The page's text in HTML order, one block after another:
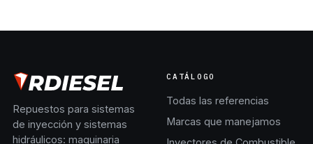
Repuestos para sistemas
de inyección y sistemas
hidráulicos: maquinaria
CATÁLOGO
Todas las referencias
Marcas que manejamos